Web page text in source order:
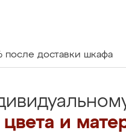
после доставки шкафа
и